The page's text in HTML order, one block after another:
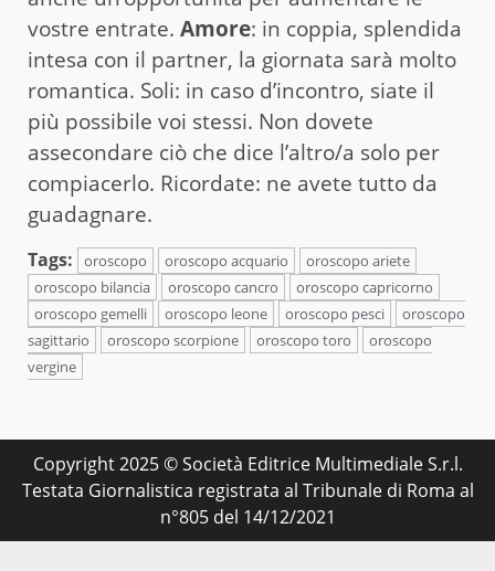
vostre entrate. Amore: in coppia, splendida
intesa con il partner, la giornata sarà molto
romantica. Soli: in caso d’incontro, siate il
più possibile voi stessi. Non dovete
assecondare ciò che dice l’altro/a solo per
compiacerlo. Ricordate: ne avete tutto da
guadagnare.
Tags: oroscopo oroscopo acquario
oroscopo ariete
oroscopo bilancia
oroscopo cancro
oroscopo capricorno
oroscopo gemelli
oroscopo leone oroscopo pesci
oroscopo
sagittario
oroscopo scorpione oroscopo toro
oroscopo
vergine
Copyright 2025 © Società Editrice Multimediale S.r.l.
Testata Giornalistica registrata al Tribunale di Roma al
n°805 del 14/12/2021